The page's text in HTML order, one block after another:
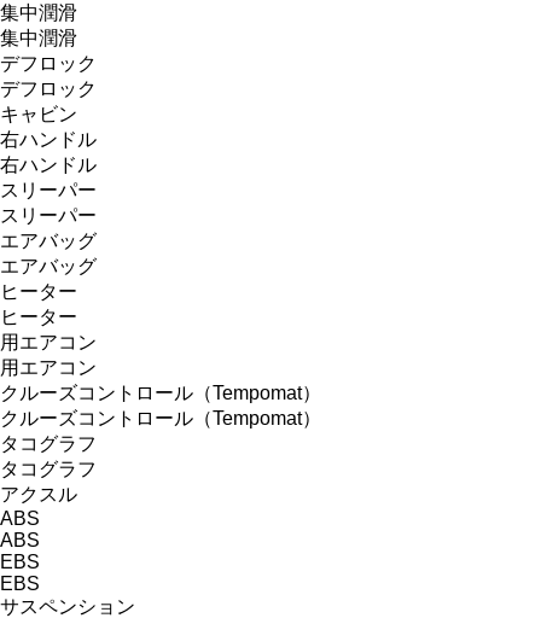
集中潤滑
集中潤滑
デフロック
デフロック
キャビン
右ハンドル
右ハンドル
スリーパー
スリーパー
エアバッグ
エアバッグ
ヒーター
ヒーター
用エアコン
用エアコン
クルーズコントロール（Tempomat）
クルーズコントロール（Tempomat）
タコグラフ
タコグラフ
アクスル
ABS
ABS
EBS
EBS
サスペンション